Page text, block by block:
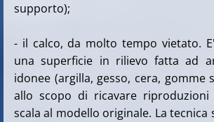
supporto);
- il calco, da molto tempo vietato.
una superficie in rilievo fatta ad
idonee (argilla, gesso, cera, gomme
allo scopo di ricavare
scala al modello originale. La tecnica